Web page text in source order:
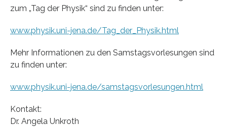
zum „Tag der Physik“ sind zu finden unter:
www.physik.uni-jena.de/Tag_der_Physik.html
Mehr Informationen zu den Samstagsvorlesungen sind
zu finden unter:
www.physik.uni-jena.de/samstagsvorlesungen.html
Kontakt:
Dr. Angela Unkroth